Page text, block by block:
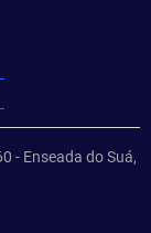
- Enseada do Suá,